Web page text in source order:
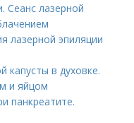
Сеанс лазерной
лазерной эпиляции
капусты в духовке.
и яйцом
панкреатите.